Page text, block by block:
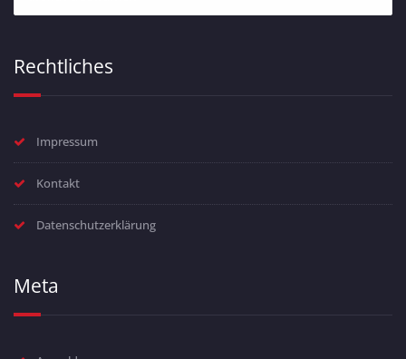
Rechtliches
Impressum
Kontakt
Datenschutzerklärung
Meta